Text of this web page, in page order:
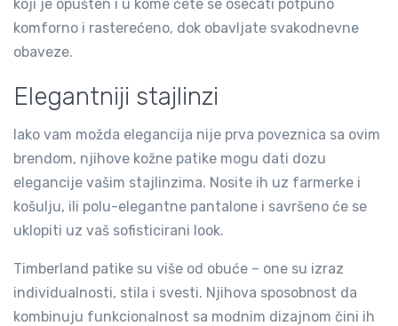
koji je opušten i u kome ćete se osećati potpuno
komforno i rasterećeno, dok obavljate svakodnevne
obaveze.
Elegantniji stajlinzi
Iako vam možda elegancija nije prva poveznica sa ovim
brendom, njihove kožne patike mogu dati dozu
elegancije vašim stajlinzima. Nosite ih uz farmerke i
košulju, ili polu-elegantne pantalone i savršeno će se
uklopiti uz vaš sofisticirani look.
Timberland patike su više od obuće – one su izraz
individualnosti, stila i svesti. Njihova sposobnost da
kombinuju funkcionalnost sa modnim dizajnom čini ih